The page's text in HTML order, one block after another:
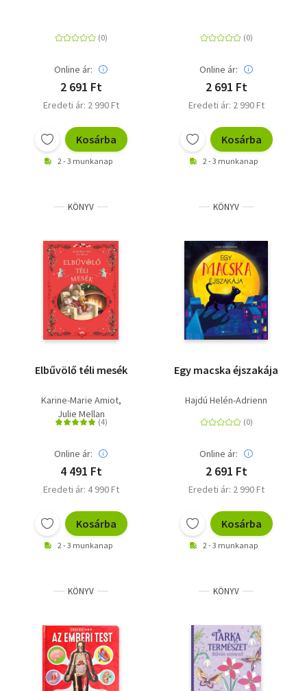
Online ár:
2 691 Ft
Eredeti ár: 2 990 Ft
Kosárba
2 - 3 munkanap
Online ár:
2 691 Ft
Eredeti ár: 2 990 Ft
Kosárba
2 - 3 munkanap
KÖNYV
Elbűvölő téli mesék
Karine-Marie Amiot
Julie Mellan
Online ár:
4 491 Ft
Eredeti ár: 4 990 Ft
Kosárba
2 - 3 munkanap
KÖNYV
Egy macska éjszakája
Hajdú Helén-Adrienn
Online ár:
2 691 Ft
Eredeti ár: 2 990 Ft
Kosárba
2 - 3 munkanap
KÖNYV KÖNYV